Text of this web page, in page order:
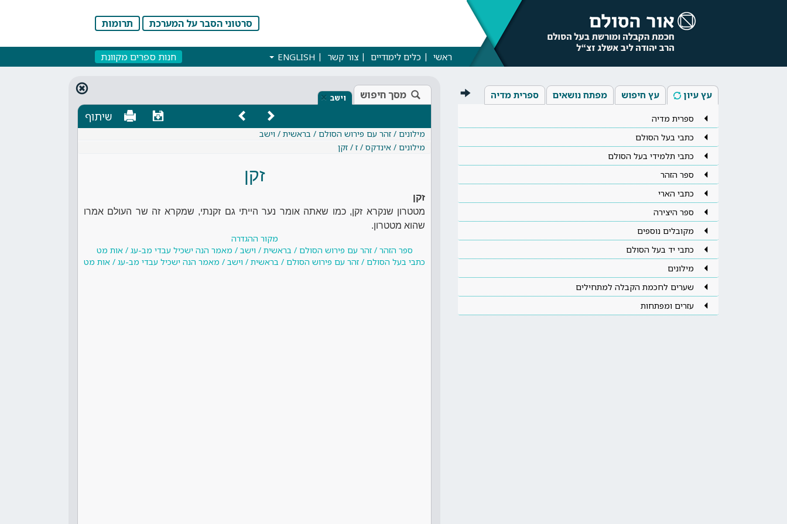
סרטוני הסבר על המערכת תרומות
ראשי כלים לימודיים צור קשר ENGLISH חנות ספרים מקוונת
עץ עיון עץ חיפוש מפתח נושאים ספרית מדיה
ספרית מדיה
כתבי בעל הסולם
כתבי תלמידי בעל הסולם
ספר הזהר
כתבי הארי
ספר היצירה
מקובלים נוספים
כתבי יד בעל הסולם
מילונים
שערים לחכמת הקבלה למתחילים
עזרים ומפתחות
מסך חיפוש וישב ×
שיתוף
מילונים / זהר עם פירוש הסולם / בראשית / וישב
מילונים / אינדקס / ז / זקן
זקן
זקן
מטטרון שנקרא זקן, כמו שאתה אומר נער הייתי גם זקנתי, שמקרא זה שר העולם אמרו
שהוא מטטרון.
מקור ההגדרה
ספר הזהר / זהר עם פירוש הסולם / בראשית / וישב / מאמר הנה ישכיל עבדי מב-עג / אות מט
כתבי בעל הסולם / זהר עם פירוש הסולם / בראשית / וישב / מאמר הנה ישכיל עבדי מב-עג / אות מט